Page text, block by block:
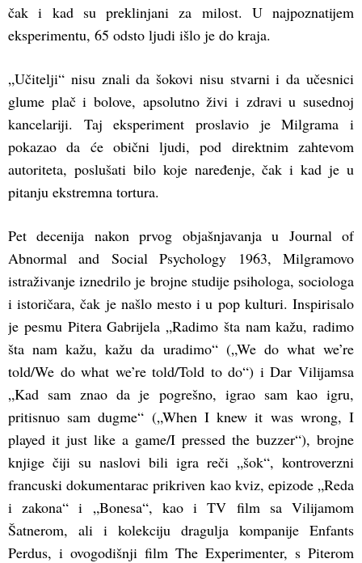
čak i kad su preklinjani za milost. U najpoznatijem
eksperimentu, 65 odsto ljudi išlo je do kraja.
„Učitelji“ nisu znali da šokovi nisu stvarni i da učesnici
glume plač i bolove, apsolutno živi i zdravi u susednoj
kancelariji. Taj eksperiment proslavio je Milgrama i
pokazao da će obični ljudi, pod direktnim zahtevom
autoriteta, poslušati bilo koje naređenje, čak i kad je u
pitanju ekstremna tortura.
Pet decenija nakon prvog objašnjavanja u Journal of
Abnormal and Social Psychology 1963, Milgramovo
istraživanje iznedrilo je brojne studije psihologa, sociologa
i istoričara, čak je našlo mesto i u pop kulturi. Inspirisalo
je pesmu Pitera Gabrijela „Radimo šta nam kažu, radimo
šta nam kažu, kažu da uradimo“ („We do what we’re
told/We do what we’re told/Told to do“) i Dar Vilijamsa
„Kad sam znao da je pogrešno, igrao sam kao igru,
pritisnuo sam dugme“ („When I knew it was wrong, I
played it just like a game/I pressed the buzzer“), brojne
knjige čiji su naslovi bili igra reči „šok“, kontroverzni
francuski dokumentarac prikriven kao kviz, epizode „Reda
i zakona“ i „Bonesa“, kao i TV film sa Vilijamom
Šatnerom, ali i kolekciju dragulja kompanije Enfants
Perdus, i ovogodišnji film The Experimenter, s Piterom